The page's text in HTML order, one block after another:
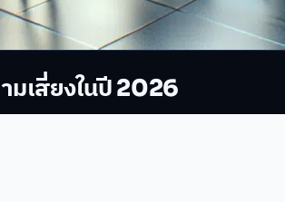
มเสี่ยงในปี 2026